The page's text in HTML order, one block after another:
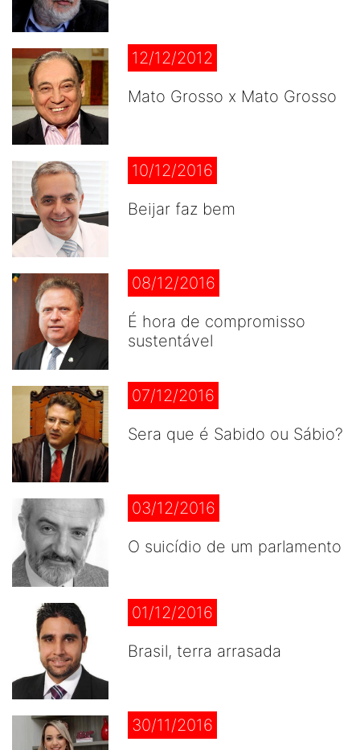
12/12/2012
Mato Grosso x Mato Grosso
10/12/2016
Beijar faz bem
08/12/2016
É hora de compromisso
sustentável
07/12/2016
Sera que é Sabido ou Sábio?
03/12/2016
O suicídio de um parlamento
01/12/2016
Brasil, terra arrasada
30/11/2016